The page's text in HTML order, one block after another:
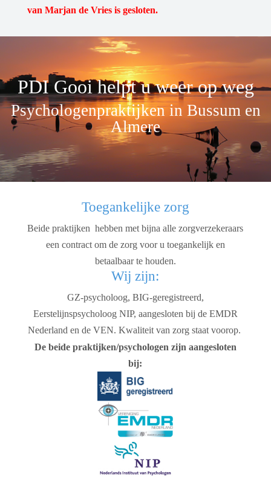
van Marjan de Vries is gesloten.
PDI Gooi helpt u weer op weg
Psychologenpraktijken in Bussum en
Almere
Toegankelijke zorg
Beide praktijken hebben met bijna alle zorgverzekeraars
een contract om de zorg voor u toegankelijk en
betaalbaar te houden.
Wij zijn:
GZ-psycholoog, BIG-geregistreerd,
Eerstelijnspsycholoog NIP, aangesloten bij de EMDR
Nederland en de VEN. Kwaliteit van zorg staat voorop.
De beide praktijken/psychologen zijn aangesloten
bij: